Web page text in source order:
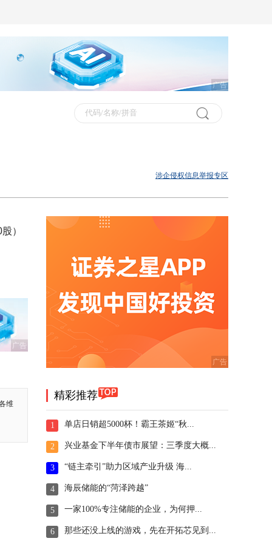
广告
涉企侵权信息举报专区
）
广告
维
精彩推荐
1 单店日销超5000杯！霸王茶姬“秋...
2 兴业基金下半年债市展望：三季度大概...
3 “链主牵引”助力区域产业升级 海...
4 海辰储能的“菏泽跨越”
5 一家100%专注储能的企业，为何押...
6 那些还没上线的游戏，先在开拓芯见到...